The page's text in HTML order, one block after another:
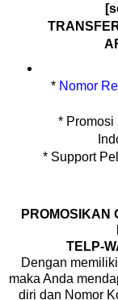
* Nomor
* Promosi
* Support
PROMOSIKAN
TELP-
Dengan
maka Anda
diri dan Nomor